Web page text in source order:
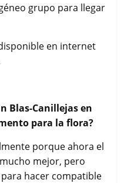
grupo para llegar
en internet
Blas-Canillejas en
para la flora?
porque ahora el
mejor, pero
hacer compatible